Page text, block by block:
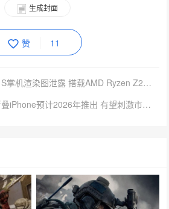
生成封面
赞 11
上一篇：联想Legion Go S掌机渲染图泄露 搭载AMD Ryzen Z2平台
下一篇：苹果的首款可折叠iPhone预计2026年推出 有望刺激市场增长